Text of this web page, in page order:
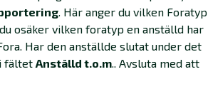
. Här anger du vilken Foratyp
osäker vilken foratyp en anställd har
Har den anställde slutat under det
fältet Anställd t.o.m.. Avsluta med att